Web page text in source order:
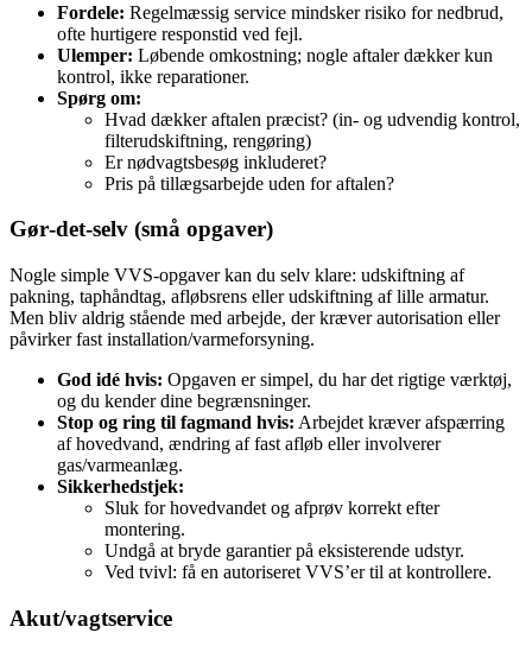
Fordele: Regelmæssig service mindsker risiko for nedbrud,
ofte hurtigere responstid ved fejl.
Ulemper: Løbende omkostning; nogle aftaler dækker kun
kontrol, ikke reparationer.
Spørg om:
Hvad dækker aftalen præcist? (in- og udvendig kontrol,
filterudskiftning, rengøring)
Er nødvagtsbesøg inkluderet?
Pris på tillægsarbejde uden for aftalen?
Gør‑det‑selv (små opgaver)
Nogle simple VVS-opgaver kan du selv klare: udskiftning af
pakning, taphåndtag, afløbsrens eller udskiftning af lille armatur.
Men bliv aldrig stående med arbejde, der kræver autorisation eller
påvirker fast installation/varmeforsyning.
God idé hvis: Opgaven er simpel, du har det rigtige værktøj,
og du kender dine begrænsninger.
Stop og ring til fagmand hvis: Arbejdet kræver afspærring
af hovedvand, ændring af fast afløb eller involverer
gas/varmeanlæg.
Sikkerhedstjek:
Sluk for hovedvandet og afprøv korrekt efter
montering.
Undgå at bryde garantier på eksisterende udstyr.
Ved tvivl: få en autoriseret VVS’er til at kontrollere.
Akut/vagtservice